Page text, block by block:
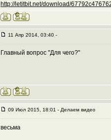
http://letitbit.net/download/
11 Апр 2014, 03:40 -
Главный вопрос "Для чего?"
09 Июл 2015, 18:01 - Делаем видео
весьма